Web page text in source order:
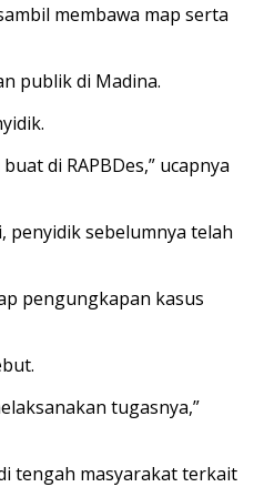
membawa map serta
publik di Madina.
di RAPBDes,” ucapnya
penyidik sebelumnya telah
pengungkapan kasus
tugasnya,”
tengah masyarakat terkait